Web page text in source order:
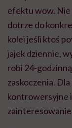
efektu wow. Nie
dotrze do
kolei jeśli ktoś
jajek dziennie,
robi 24-
zaskoczenia.
kontrowersyjne